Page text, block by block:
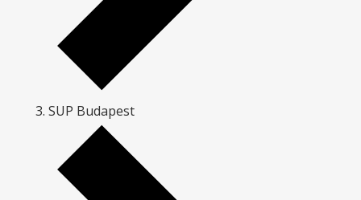
SUP Budapest